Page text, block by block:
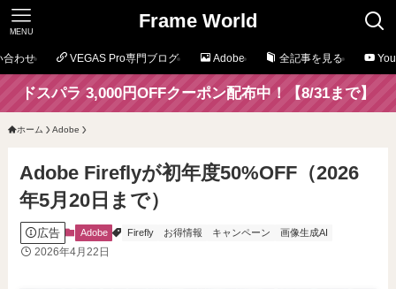
Frame World
MENU
わせ VEGAS Pro専門ブログ Adobe 全記事を見る
ドスパラ 3,000円OFFクーポン配布中！【8/31まで】
ホーム Adobe
Adobe Fireflyが初年度50%OFF（2026
年5月20日まで）
広告 Adobe Firefly お得情報 キャンペーン 画像生成AI
2026年4月22日